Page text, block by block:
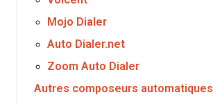
Mojo Dialer
Auto Dialer.net
Zoom Auto Dialer
Autres composeurs automatiques